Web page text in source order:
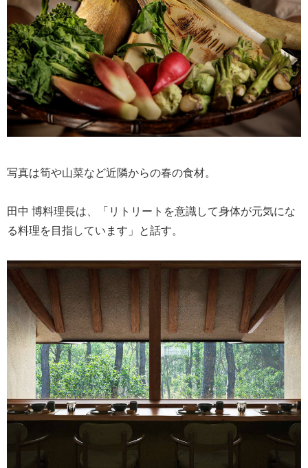
写真は筍や山菜など近隣からの春の食材。
田中 博料理長は、「リトリートを意識して身体が元気にな
る料理を目指しています」と話す。